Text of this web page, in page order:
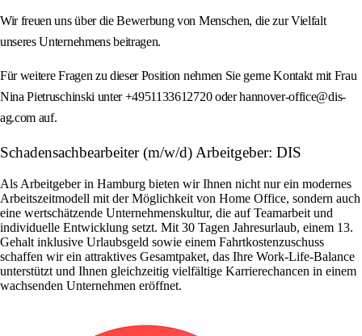
Wir freuen uns über die Bewerbung von Menschen, die zur Vielfalt
unseres Unternehmens beitragen.
Für weitere Fragen zu dieser Position nehmen Sie gerne Kontakt mit Frau
Nina Pietruschinski unter +4951133612720 oder hannover-office@dis-
ag.com auf.
Schadensachbearbeiter (m/w/d) Arbeitgeber: DIS
Als Arbeitgeber in Hamburg bieten wir Ihnen nicht nur ein modernes
Arbeitszeitmodell mit der Möglichkeit von Home Office, sondern auch
eine wertschätzende Unternehmenskultur, die auf Teamarbeit und
individuelle Entwicklung setzt. Mit 30 Tagen Jahresurlaub, einem 13.
Gehalt inklusive Urlaubsgeld sowie einem Fahrtkostenzuschuss
schaffen wir ein attraktives Gesamtpaket, das Ihre Work-Life-Balance
unterstützt und Ihnen gleichzeitig vielfältige Karrierechancen in einem
wachsenden Unternehmen eröffnet.